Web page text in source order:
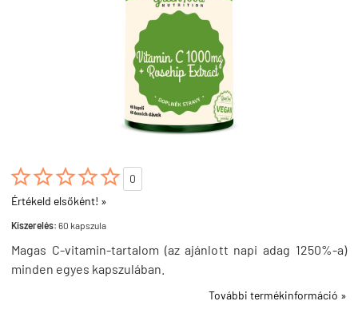

0
Értékeld elsőként! »
Kiszerelés: 60 kapszula
Magas C-vitamin-tartalom (az ajánlott napi adag 1250%-a)
minden egyes kapszulában.
További termékinformáció »